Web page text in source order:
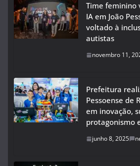
Time feminino
IA em João
voltado à
autistas
novembro 11,
Prefeitura
Pessoense de
em inovação,
protagonismo
junho 8, 2025